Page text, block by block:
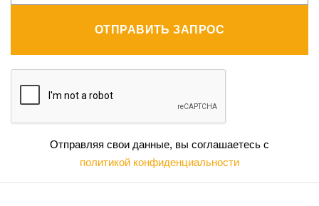
ОТПРАВИТЬ ЗАПРОС
Отправляя свои данные, вы соглашаетесь с
политикой конфиденциальности